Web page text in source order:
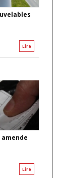
Lire
amende
Lire